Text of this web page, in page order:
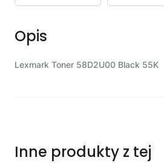
Opis
Lexmark Toner 58D2U00 Black 55K
Inne produkty z tej